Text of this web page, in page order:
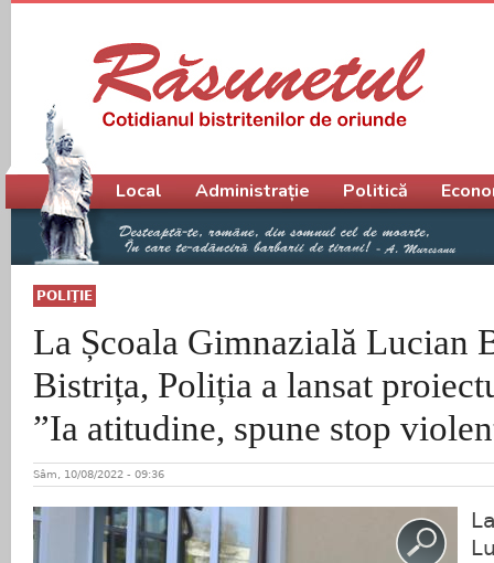
POLIŢIE
La Școala Gimnazială Lucian
Bistrița, Poliția a lansat
”Ia atitudine, spune stop
Sâm, 10/08/2022 - 09:36
Meniu principal
Local Administrație Politică